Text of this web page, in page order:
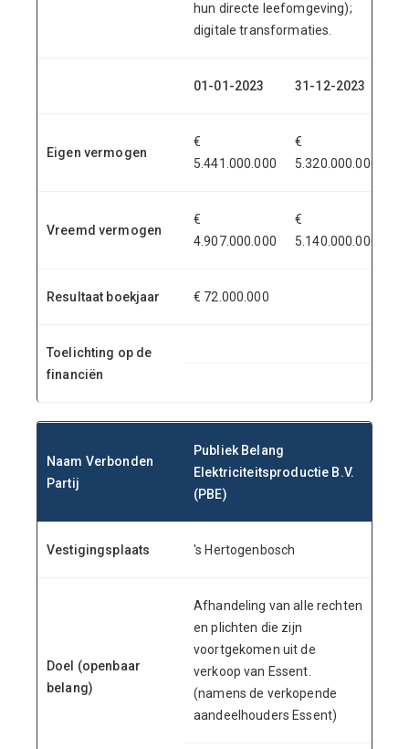
hun directe leefomgeving);
digitale transformaties.
01-01-2023 31-12-2023
Eigen vermogen
€
5.441.000.000
€
5.320.000.000
Vreemd vermogen
€
4.907.000.000
€
5.140.000.000
Resultaat boekjaar € 72.000.000
Toelichting op de
financiën
Naam Verbonden
Partij
Publiek Belang
Elektriciteitsproductie B.V.
(PBE)
Vestigingsplaats 's Hertogenbosch
Doel (openbaar
belang)
Afhandeling van alle rechten
en plichten die zijn
voortgekomen uit de
verkoop van Essent.
(namens de verkopende
aandeelhouders Essent)